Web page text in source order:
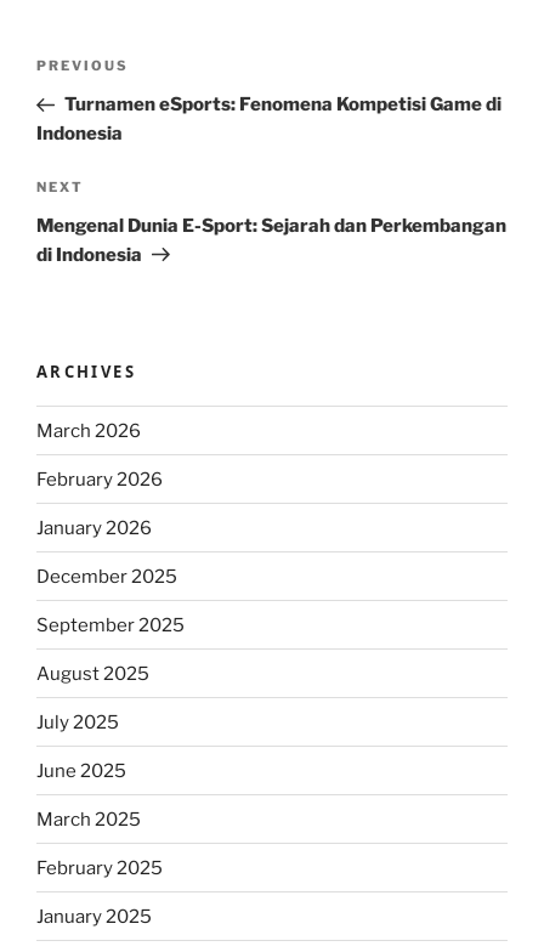
Previous
Post
PREVIOUS
Turnamen eSports: Fenomena Kompetisi Game di
Indonesia
Next
Post
NEXT
Mengenal Dunia E-Sport: Sejarah dan Perkembangan
di Indonesia
ARCHIVES
March 2026
February 2026
January 2026
December 2025
September 2025
August 2025
July 2025
June 2025
March 2025
February 2025
January 2025